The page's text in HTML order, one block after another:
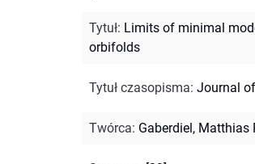
Tytuł: Limits of minimal
orbifolds
Tytuł czasopisma: Journal
Twórca: Gaberdiel, Matthias